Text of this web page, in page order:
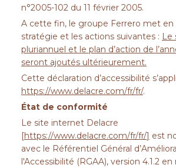
CONTACTEZ-
n°2005-102 du 11 février 2005.
A cette fin, le groupe Ferrero met
stratégie et les actions suivantes : Le
pluriannuel et le plan d’action de
seront ajoutés ultérieurement.
Cette déclaration d’accessibilité
https://www.delacre.com/fr/fr/.
État de conformité
Le site internet Delacre
[https://www.delacre.com/fr/fr/] est
avec le Référentiel Général
l'Accessibilité (RGAA), version 4.1.2